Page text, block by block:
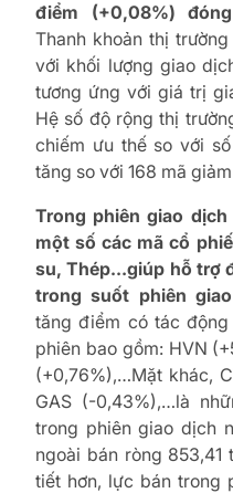
điểm (+0,08%)
Thanh khoản thị
với khối lượng giao
tương ứng với giá trị
Hệ số độ rộng thị
chiếm ưu thế so với
tăng so với 168 mã
Trong phiên giao
một số các mã cổ
su, Thép…giúp hỗ trợ
trong suốt phiên
tăng điểm có tác động
phiên bao gồm: HVN
(+0,76%),…Mặt khác,
GAS (-0,43%),…là
trong phiên giao dịch
ngoài bán ròng 853,41
tiết hơn, lực bán trong